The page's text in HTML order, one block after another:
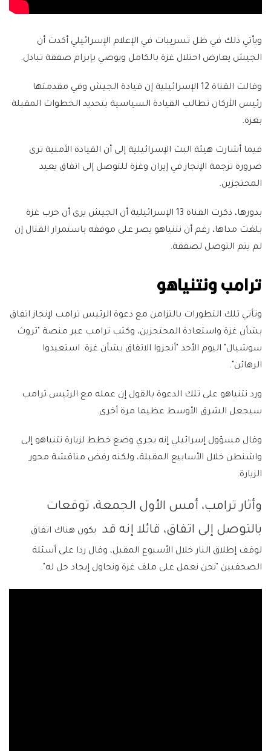
ويأتي ذلك في ظل تسريبات في الإعلام الإسرائيلي أكدت أن
الجيش يعارض احتلال غزة بالكامل ويوصي بإبرام صفقة تبادل.
وقالت القناة 12 الإسرائيلية إن قيادة الجيش وفي مقدمتها
رئيس الأركان تطالب القيادة السياسية بتحديد الخطوات المقبلة
بغزة.
فيما أشارت هيئة البث الإسرائيلية إلى أن القيادة الأمنية ترى
ضرورة ترجمة الإنجاز في إيران وغزة للتوصل إلى اتفاق يعيد
المحتجزين.
بدورها، ذكرت القناة 13 الإسرائيلية أن الجيش يرى أن حرب غزة
بلغت مداها، رغم أن نتنياهو يصر على موقفه باستمرار القتال إن
لم يتم التوصل لصفقة.
ترامب ونتنياهو
وتأتي تلك التطورات بالتزامن مع دعوة الرئيس ترامب لإنجاز اتفاق
بشأن غزة واستعادة المحتجزين، وكتب ترامب عبر منصة "تروث
سوشيال" اليوم الأحد "أنجزوا الاتفاق بشأن غزة. استعيدوا
الرهائن".
ورد نتنياهو على تلك الدعوة بالقول إن عمله مع الرئيس ترامب
سيجعل الشرق الأوسط عظيما مرة أخرى.
وقال مسؤول إسرائيلي إنه يجري وضع خطط لزيارة نتنياهو إلى
واشنطن خلال الأسابيع المقبلة، ولكنه رفض مناقشة محور
الزيارة.
وأثار ترامب، أمس الأول الجمعة، توقعات
بالتوصل إلى اتفاق، قائلا إنه قد
يكون هناك اتفاق
لوقف إطلاق النار خلال الأسبوع المقبل، وقال ردا على أسئلة
الصحفيين "نحن نعمل على ملف غزة ونحاول إيجاد حل له".